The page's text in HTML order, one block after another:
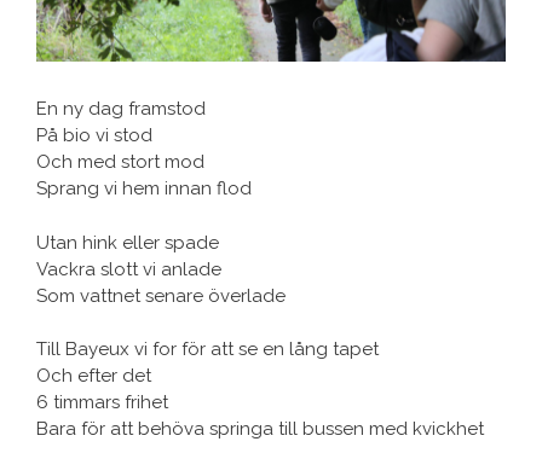
En ny dag framstod
På bio vi stod
Och med stort mod
Sprang vi hem innan flod
Utan hink eller spade
Vackra slott vi anlade
Som vattnet senare överlade
Till Bayeux vi for för att se en lång tapet
Och efter det
6 timmars frihet
Bara för att behöva springa till bussen med kvickhet